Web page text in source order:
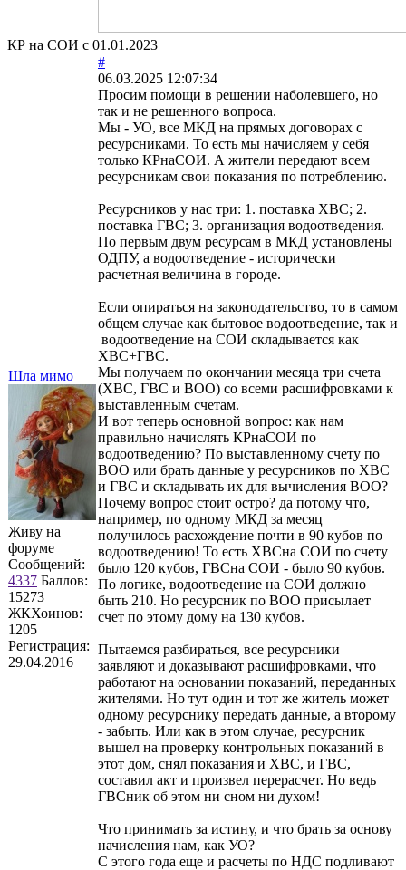
КР на СОИ с 01.01.2023
Шла мимо
Живу на
форуме
Сообщений:
4337 Баллов:
15273
ЖКХоинов:
1205
Регистрация:
29.04.2016
#
06.03.2025 12:07:34
Просим помощи в решении наболевшего, но
так и не решенного вопроса.
Мы - УО, все МКД на прямых договорах с
ресурсниками. То есть мы начисляем у себя
только КРнаСОИ. А жители передают всем
ресурсникам свои показания по потреблению.
Ресурсников у нас три: 1. поставка ХВС; 2.
поставка ГВС; 3. организация водоотведения.
По первым двум ресурсам в МКД установлены
ОДПУ, а водоотведение - исторически
расчетная величина в городе.
Если опираться на законодательство, то в самом
общем случае как бытовое водоотведение, так и
водоотведение на СОИ складывается как
ХВС+ГВС.
Мы получаем по окончании месяца три счета
(ХВС, ГВС и ВОО) со всеми расшифровками к
выставленным счетам.
И вот теперь основной вопрос: как нам
правильно начислять КРнаСОИ по
водоотведению? По выставленному счету по
ВОО или брать данные у ресурсников по ХВС
и ГВС и складывать их для вычисления ВОО?
Почему вопрос стоит остро? да потому что,
например, по одному МКД за месяц
получилось расхождение почти в 90 кубов по
водоотведению! То есть ХВСна СОИ по счету
было 120 кубов, ГВСна СОИ - было 90 кубов.
По логике, водоотведение на СОИ должно
быть 210. Но ресурсник по ВОО присылает
счет по этому дому на 130 кубов.
Пытаемся разбираться, все ресурсники
заявляют и доказывают расшифровками, что
работают на основании показаний, переданных
жителями. Но тут один и тот же житель может
одному ресурснику передать данные, а второму
- забыть. Или как в этом случае, ресурсник
вышел на проверку контрольных показаний в
этот дом, снял показания и ХВС, и ГВС,
составил акт и произвел перерасчет. Но ведь
ГВСник об этом ни сном ни духом!
Что принимать за истину, и что брать за основу
начисления нам, как УО?
С этого года еще и расчеты по НДС подливают